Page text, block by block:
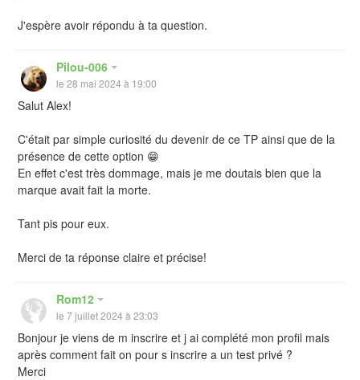
J'espère avoir répondu à ta question.
Pilou-006
le 28 mai 2024 à 19:00
Salut Alex!
C'était par simple curiosité du devenir de ce TP ainsi que de la
présence de cette option 😁
En effet c'est très dommage, mais je me doutais bien que la
marque avait fait la morte.
Tant pis pour eux.
Merci de ta réponse claire et précise!
Rom12
le 7 juillet 2024 à 23:03
Bonjour je viens de m inscrire et j ai complété mon profil mais
après comment fait on pour s inscrire a un test privé ?
Merci